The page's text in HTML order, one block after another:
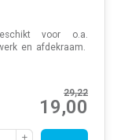
voor o.a.
en afdekraam.
29,22
19,00